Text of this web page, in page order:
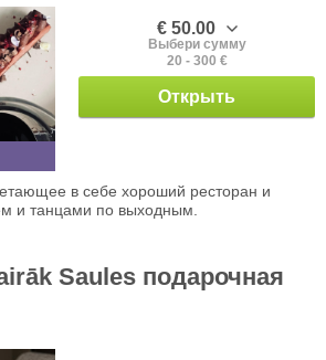
€ 50.00
Выбери сумму
20 - 300 €
Открыть
в себе хороший ресторан и
и танцами по выходным.
Saules подарочная